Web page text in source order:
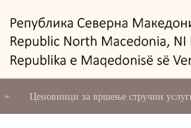
Ценовници за вршење стручни